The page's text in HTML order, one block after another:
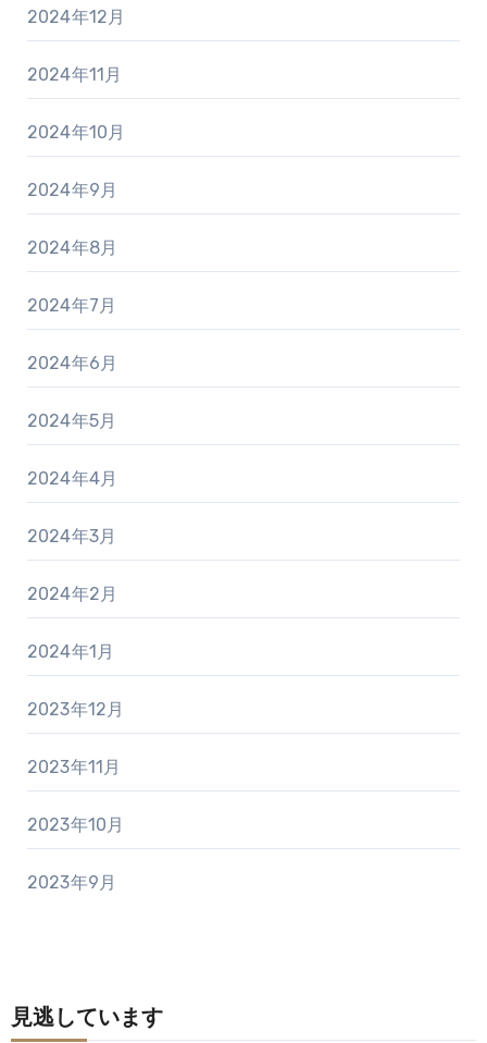
2024年12月
2024年11月
2024年10月
2024年9月
2024年8月
2024年7月
2024年6月
2024年5月
2024年4月
2024年3月
2024年2月
2024年1月
2023年12月
2023年11月
2023年10月
2023年9月
見逃しています